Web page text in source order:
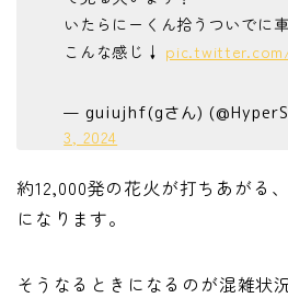
いたらにーくん拾うついでに
こんな感じ↓
— guiujhf(gさん)
3, 2024
約12,000発の花火が打ちあがる
になります。
そうなるときになるのが混雑状